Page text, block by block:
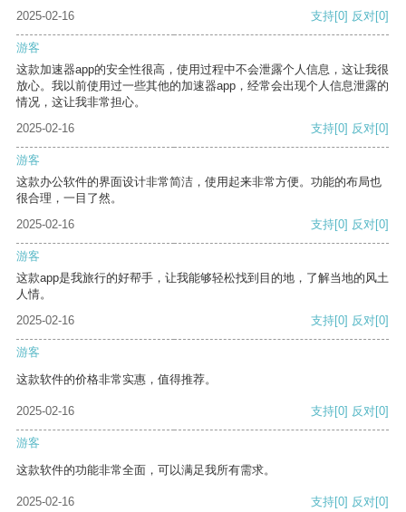
2025-02-16 支持[0] 反对[0]
游客
这款加速器app的安全性很高，使用过程中不会泄露个人信息，这让我很
放心。我以前使用过一些其他的加速器app，经常会出现个人信息泄露的
情况，这让我非常担心。
2025-02-16
支持[0] 反对[0]
游客
这款办公软件的界面设计非常简洁，使用起来非常方便。功能的布局也
很合理，一目了然。
2025-02-16
支持[0] 反对[0]
游客
这款app是我旅行的好帮手，让我能够轻松找到目的地，了解当地的风土
人情。
2025-02-16
支持[0] 反对[0]
游客
这款软件的价格非常实惠，值得推荐。
2025-02-16 支持[0] 反对[0]
游客
这款软件的功能非常全面，可以满足我所有需求。
2025-02-16 支持[0] 反对[0]